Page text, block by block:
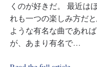
くのが好きだ。 最近は
れも一つの楽しみ方だ
ような有名な曲であれ
が、あまり有名で…